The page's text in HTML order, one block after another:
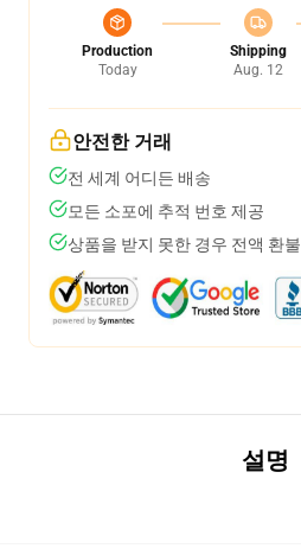
Production
Today
Shipping
Aug. 12
안전한 거래
전 세계 어디든 배송
모든 소포에 추적 번호 제공
상품을 받지 못한 경우 전액 환불
설명